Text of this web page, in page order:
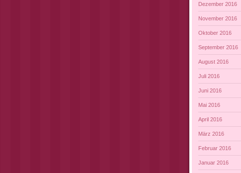
Dezember 2016
November 2016
Oktober 2016
September 2016
August 2016
Juli 2016
Juni 2016
Mai 2016
April 2016
März 2016
Februar 2016
Januar 2016